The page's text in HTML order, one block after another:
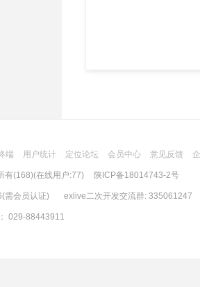
端 用户统计 定位论坛 会员中心 意见反馈
有(168)(在线用户:77) 陕ICP备18014743-2号
需会员认证) exlive二次开发交流群: 335061247
029-88443911